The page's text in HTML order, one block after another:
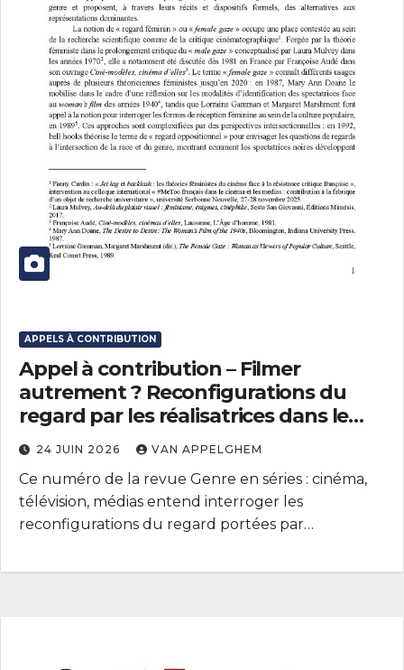
APPELS À CONTRIBUTION
Appel à contribution – Filmer
autrement ? Reconfigurations du
regard par les réalisatrices dans le
cinéma contemporain
24 JUIN 2026 VAN APPELGHEM
Ce numéro de la revue Genre en séries : cinéma,
télévision, médias entend interroger les
reconfigurations du regard portées par…